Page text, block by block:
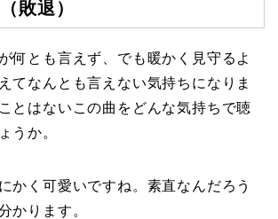
敗退）
何とも言えず、でも暖かく見守るよ
てなんとも言えない気持ちになりま
とはないこの曲をどんな気持ちで聴
うか。
かく可愛いですね。素直なんだろう
かります。